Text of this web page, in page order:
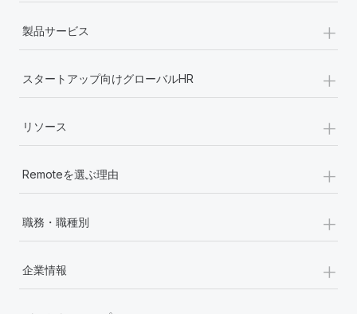
製品サービス +
スタートアップ向けグローバルHR +
リソース +
Remoteを選ぶ理由 +
職務・職種別 +
企業情報 +